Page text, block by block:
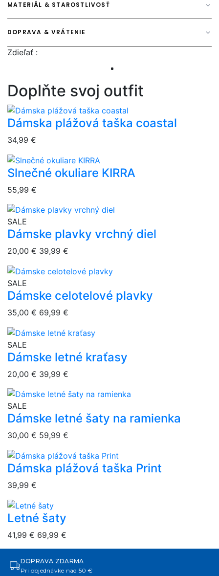
MATERIÁL & STAROSTLIVOSŤ
DOPRAVA & VRÁTENIE
Zdieľať :
Doplňte svoj outfit
overlay bg
Dámska plážová taška coastal
34,99 €
overlay bg
Slnečné okuliare KIRRA
55,99 €
overlay bg
SALE
Dámske plavky vrchný diel
20,00 € 39,99 €
overlay bg
SALE
Dámske celotelové plavky
35,00 € 69,99 €
overlay bg
SALE
Dámske letné kraťasy
20,00 € 39,99 €
overlay bg
SALE
Dámske letné šaty na ramienka
30,00 € 59,99 €
overlay bg
Dámska plážová taška Print
39,99 €
overlay bg
Letné šaty
41,99 € 69,99 €
DOPRAVA ZDARMA
Pri objednávke nad 50 €